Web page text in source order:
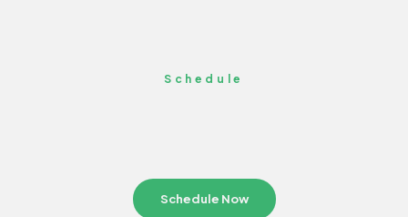
Schedule
Schedule Now